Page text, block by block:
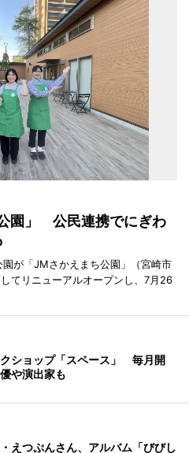
園」 公民連携でにぎわ
が「JMさかえまち公園」（宮崎市
てリニューアルオープンし、7月26
ショップ「スペース」 毎月開
や演出家も
えつぷんさん、アルバム「びびし